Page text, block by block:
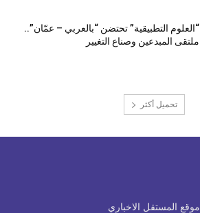
“العلوم التطبيقية” تحتضن “بالعربي – عمّان”..
ملتقى المبدعين وصناع التغيير
تحميل أكثر
موقع المستقل الاخباري